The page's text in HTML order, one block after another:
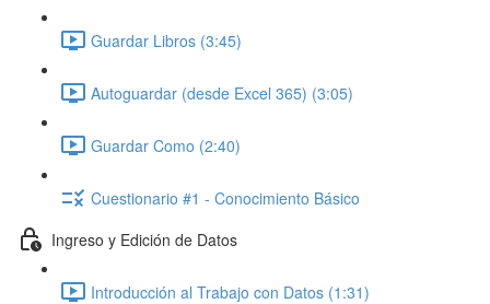
Guardar Libros (3:45)
Autoguardar (desde Excel 365) (3:05)
Guardar Como (2:40)
Cuestionario #1 - Conocimiento Básico
Ingreso y Edición de Datos
Introducción al Trabajo con Datos (1:31)